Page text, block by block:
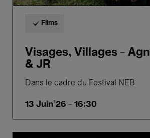
Films
Visages, Villages -
& JR
Dans le cadre du Festival NEB
13 Juin'26 - 16:30